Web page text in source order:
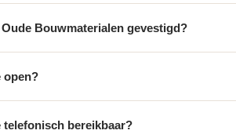
Bouwmaterialen gevestigd?
open?
telefonisch bereikbaar?